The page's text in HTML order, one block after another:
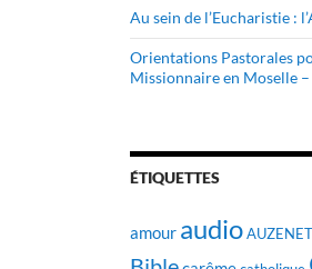
Au sein de l’Eucharistie :
Orientations Pastorales
Missionnaire en Moselle –
ÉTIQUETTES
amour audioAUZENET